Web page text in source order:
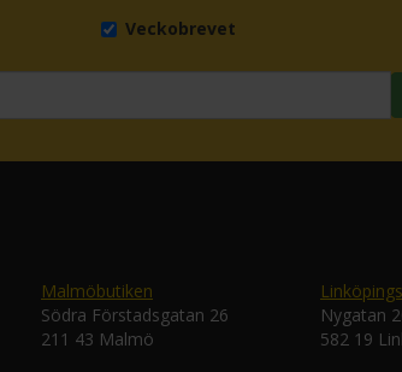
Veckobrevet
Malmöbutiken
Södra Förstadsgatan 26
211 43 Malmö
Nygatan
582 19